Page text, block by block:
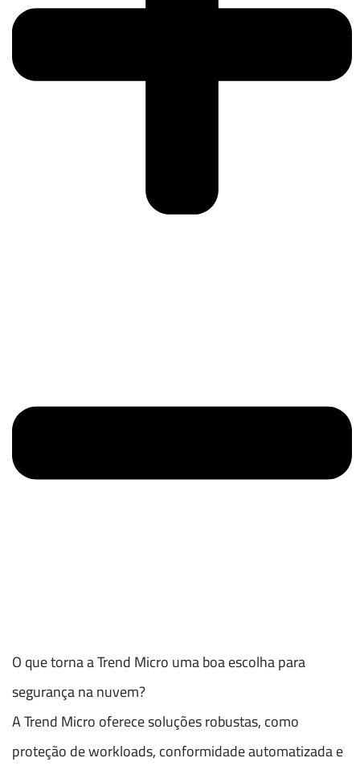
O que torna a Trend Micro uma boa escolha para
segurança na nuvem?
A Trend Micro oferece soluções robustas, como
proteção de workloads, conformidade automatizada e